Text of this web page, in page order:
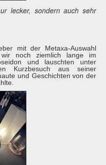
lecker, sondern auch sehr
mit der Metaxa-Auswahl
noch ziemlich lange im
und lauschten unter
Kurzbesuch aus seiner
und Geschichten von der